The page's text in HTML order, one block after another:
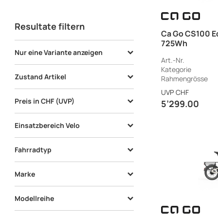
Ca Go CS100
725Wh
Art.-Nr.
Kategorie
Rahmengrösse
UVP CHF
5’299.00
Resultate filtern
Nur eine Variante anzeigen
Nur eine Variante anzeigen 20
Zustand Artikel
neu 20
Preis in CHF (UVP)
ab bis
Einsatzbereich Velo
City
10
Transport
20
Fahrradtyp
E-Bike 20
Marke
Ca Go
14
Moustache
6
Modellreihe